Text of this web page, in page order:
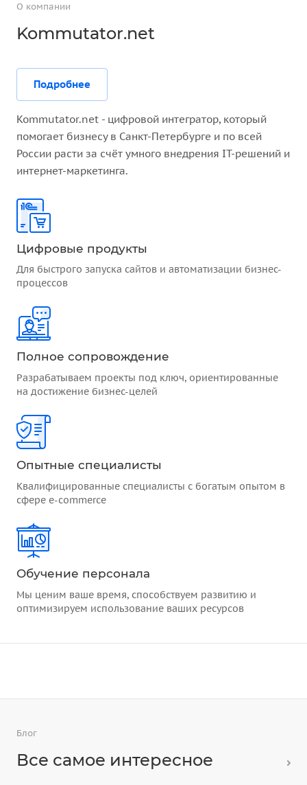
О компании
Kommutator.net
Подробнее
Kommutator.net - цифровой интегратор, который
помогает бизнесу в Санкт-Петербурге и по всей
России расти за счёт умного внедрения IT-решений и
интернет-маркетинга.
Цифровые продукты
Для быстрого запуска сайтов и автоматизации бизнес-
процессов
Полное сопровождение
Разрабатываем проекты под ключ, ориентированные
на достижение бизнес-целей
Опытные специалисты
Квалифицированные специалисты с богатым опытом в
сфере e-commerce
Обучение персонала
Мы ценим ваше время, способствуем развитию и
оптимизируем использование ваших ресурсов
Блог
Все самое интересное